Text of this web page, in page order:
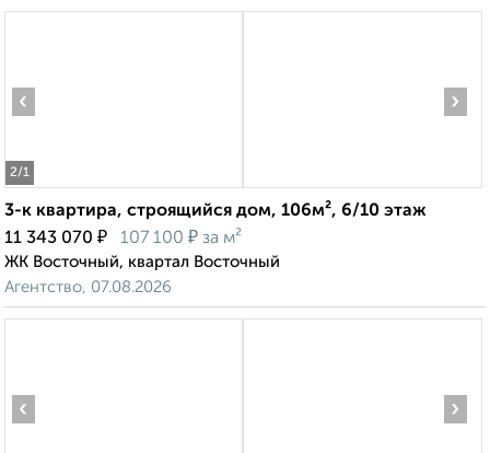
2/1
‹ ›
3-к квартира, строящийся дом, 106м², 6/10 этаж
11 343 070 ₽ 107 100 ₽ за м²
ЖК Восточный, квартал Восточный
Агентство, 07.08.2026
‹ ›